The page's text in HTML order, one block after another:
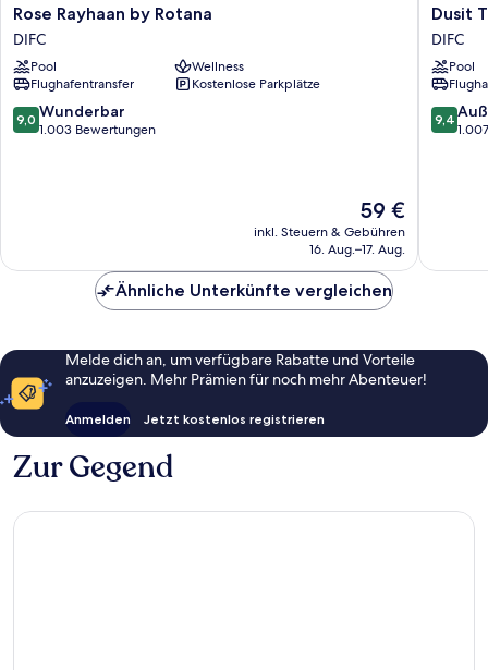
Rose
Rayhaan
by
Rotana
DIFC
Rose Rayhaan by Rotana
DIFC
Pool
Wellness
Flughafentransfer
Kostenlose Parkplätze
9.0
von
9,0 Wunderbar
1.003 Bewertungen
Der
Preis
beträgt
59 €
inkl. Steuern & Gebühren
16. Aug.–17. Aug.
Dusit
Thani
Dubai
DIFC
Dusit
DIFC
Pool
9.4
von
9,4
Ähnliche Unterkünfte vergleichen
Melde dich an, um verfügbare Rabatte und Vorteile
anzuzeigen. Mehr Prämien für noch mehr Abenteuer!
Anmelden Jetzt kostenlos registrieren
Zur Gegend